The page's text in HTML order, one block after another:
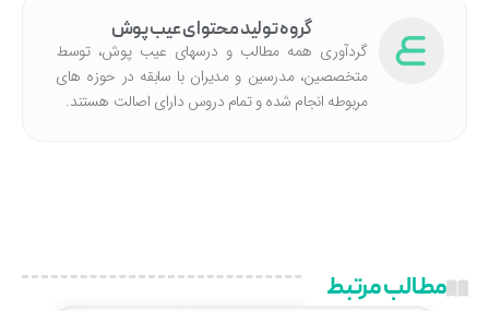
گروه تولید محتوای عیب پوش
گردآوری همه مطالب و درسهای عیب پوش، توسط
متخصصین، مدرسین و مدیران با سابقه در حوزه های
مربوطه انجام شده‌ و تمام دروس دارای اصالت هستند.
مطالب مرتبط